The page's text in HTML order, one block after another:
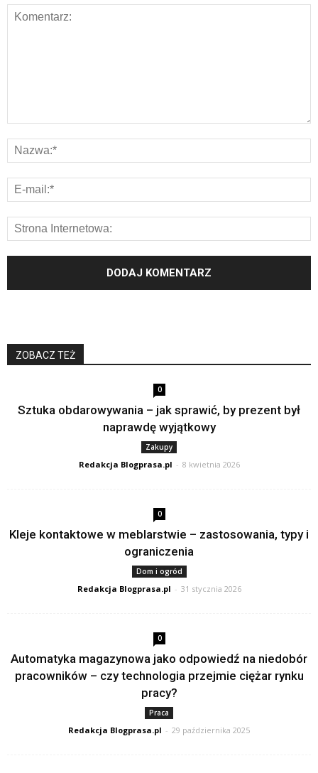
ZOBACZ TEŻ
0
Sztuka obdarowywania – jak sprawić, by prezent był
naprawdę wyjątkowy
Zakupy
Redakcja Blogprasa.pl - 8 kwietnia 2026
0
Kleje kontaktowe w meblarstwie – zastosowania, typy i
ograniczenia
Dom i ogród
Redakcja Blogprasa.pl - 31 stycznia 2026
0
Automatyka magazynowa jako odpowiedź na niedobór
pracowników – czy technologia przejmie ciężar rynku
pracy?
Praca
Redakcja Blogprasa.pl - 29 października 2025